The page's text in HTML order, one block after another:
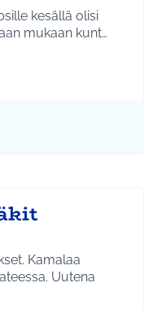
kesällä olisi
mukaan kunt…
-
Kamalaa
Uutena